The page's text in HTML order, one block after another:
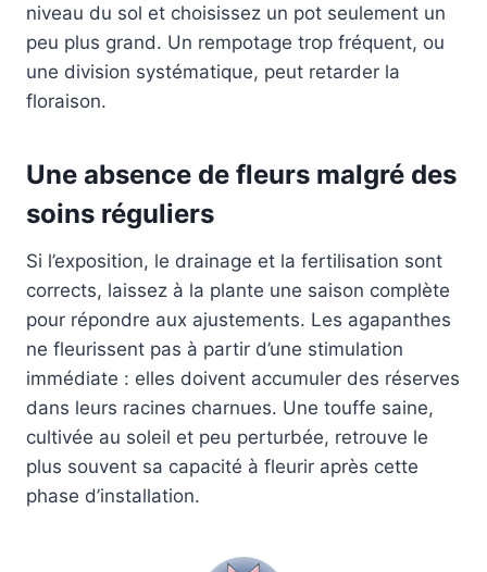
niveau du sol et choisissez un pot seulement un
peu plus grand. Un rempotage trop fréquent, ou
une division systématique, peut retarder la
floraison.
Une absence de fleurs malgré des
soins réguliers
Si l’exposition, le drainage et la fertilisation sont
corrects, laissez à la plante une saison complète
pour répondre aux ajustements. Les agapanthes
ne fleurissent pas à partir d’une stimulation
immédiate : elles doivent accumuler des réserves
dans leurs racines charnues. Une touffe saine,
cultivée au soleil et peu perturbée, retrouve le
plus souvent sa capacité à fleurir après cette
phase d’installation.